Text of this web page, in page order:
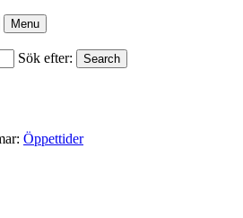
Menu
Sök efter:
Search
Öppettider